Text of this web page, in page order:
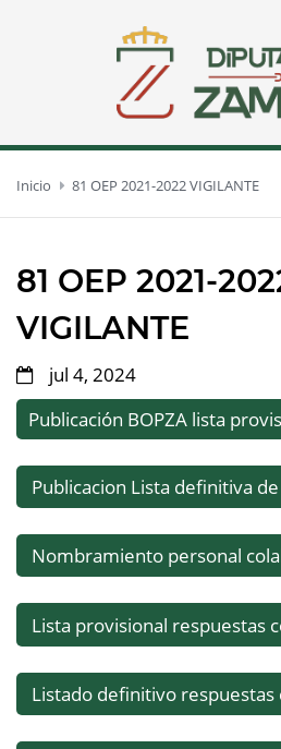
Inicio 81 OEP 2021-2022 VIGILANTE
81 OEP 2021-
VIGILANTE
jul 4, 2024
Publicación BOPZA lista
Publicacion Lista definitiva
Nombramiento personal
Lista provisional respuestas
Listado definitivo